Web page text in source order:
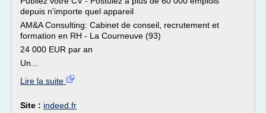
depuis n'importe quel appareil
AM&A Consulting: Cabinet de conseil, recrutement et
formation en RH - La Courneuve (93)
24 000 EUR par an
Un...
Lire la suite
Site : indeed.fr